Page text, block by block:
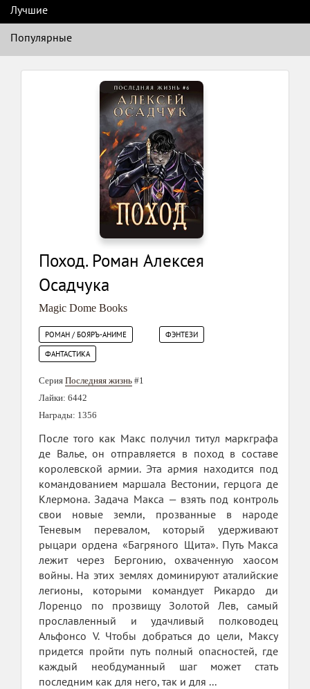
Лучшие
Популярные
Поход. Роман Алексея
Осадчука
Magic Dome Books
РОМАН / БОЯРЪ-АНИМЕ
ФЭНТЕЗИ
ФАНТАСТИКА
Серия Последняя жизнь #1
Лайки: 6442
Награды: 1356
После того как Макс получил титул маркграфа
де Валье, он отправляется в поход в составе
королевской армии. Эта армия находится под
командованием маршала Вестонии, герцога де
Клермона. Задача Макса — взять под контроль
свои новые земли, прозванные в народе
Теневым перевалом, который удерживают
рыцари ордена «Багряного Щита». Путь Макса
лежит через Бергонию, охваченную хаосом
войны. На этих землях доминируют аталийские
легионы, которыми командует Рикардо ди
Лоренцо по прозвищу Золотой Лев, самый
прославленный и удачливый полководец
Альфонсо V. Чтобы добраться до цели, Максу
придется пройти путь полный опасностей, где
каждый необдуманный шаг может стать
последним как для него, так и для ...